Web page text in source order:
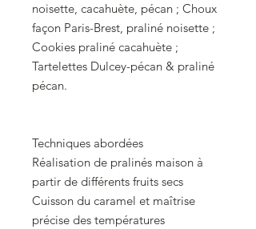
noisette, cacahuète, pécan ; Choux
façon Paris-Brest, praliné noisette ;
Cookies praliné cacahuète ;
Tartelettes Dulcey-pécan & praliné
pécan.
Techniques abordées
Réalisation de pralinés maison à
partir de différents fruits secs
Cuisson du caramel et maîtrise
précise des températures